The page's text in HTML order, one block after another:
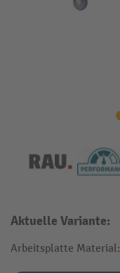
Aktuelle Variante:
Arbeitsplatte Material: